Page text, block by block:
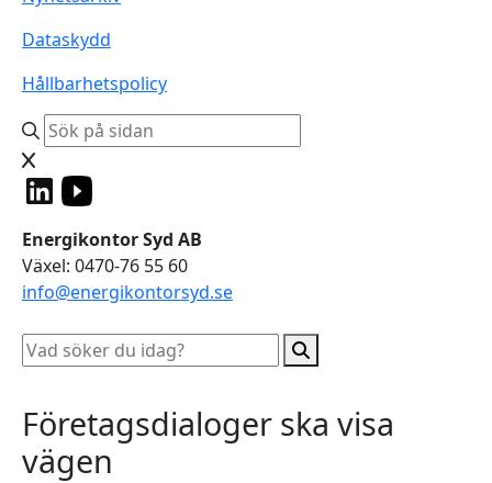
Dataskydd
Hållbarhetspolicy
Energikontor Syd AB
Växel: 0470-76 55 60
info@energikontorsyd.se
Företagsdialoger ska visa
vägen